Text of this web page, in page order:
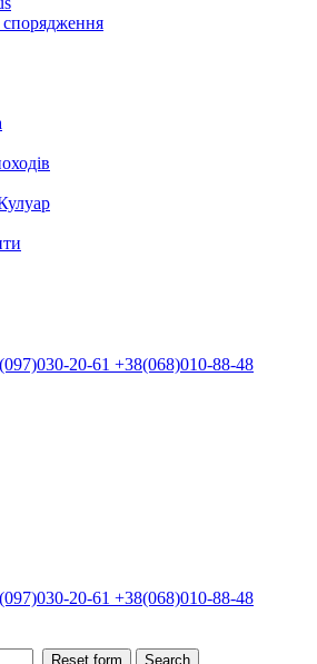
20-61 +38(068)010-88-48
20-61 +38(068)010-88-48
Reset form Search